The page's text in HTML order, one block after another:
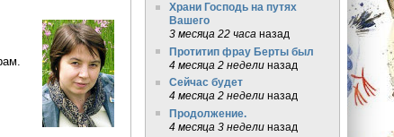
Храни Господь на путях
Вашего
3 месяца 22 часа назад
Протитип фрау Берты был
4 месяца 2 неделиназад
Сейчас будет
4 месяца 2 неделиназад
Продолжение.
4 месяца 3 неделиназад